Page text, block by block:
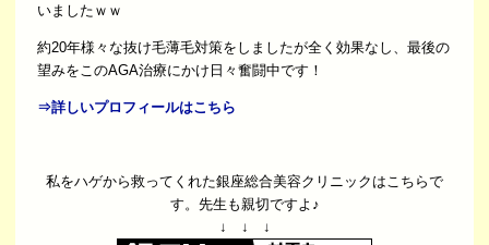
いましたｗｗ
約20年様々な抜け毛薄毛対策をしましたが全く効果なし、最後の
望みをこのAGA治療にかけ日々奮闘中です！
⇒詳しいプロフィールはこちら
私をハゲから救ってくれた銀座総合美容クリニックはこちらで
す。先生も親切ですよ♪
↓ ↓ ↓